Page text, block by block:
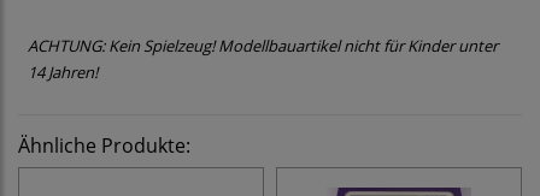
ACHTUNG: Kein Spielzeug! Modellbauartikel nicht für Kinder unter
14 Jahren!
Ähnliche Produkte: